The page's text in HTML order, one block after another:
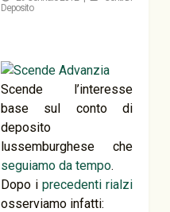
Deposito
Scende l’interesse
base sul conto di
deposito
lussemburghese che
seguiamo da tempo.
Dopo iprecedenti rialzi
osserviamo infatti: